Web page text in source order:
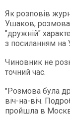
Як розповів
Ушаков, розмова
"дружній"
з посиланням на
Чиновник не
точний час.
"Розмова була
віч-на-віч.
пройшла в